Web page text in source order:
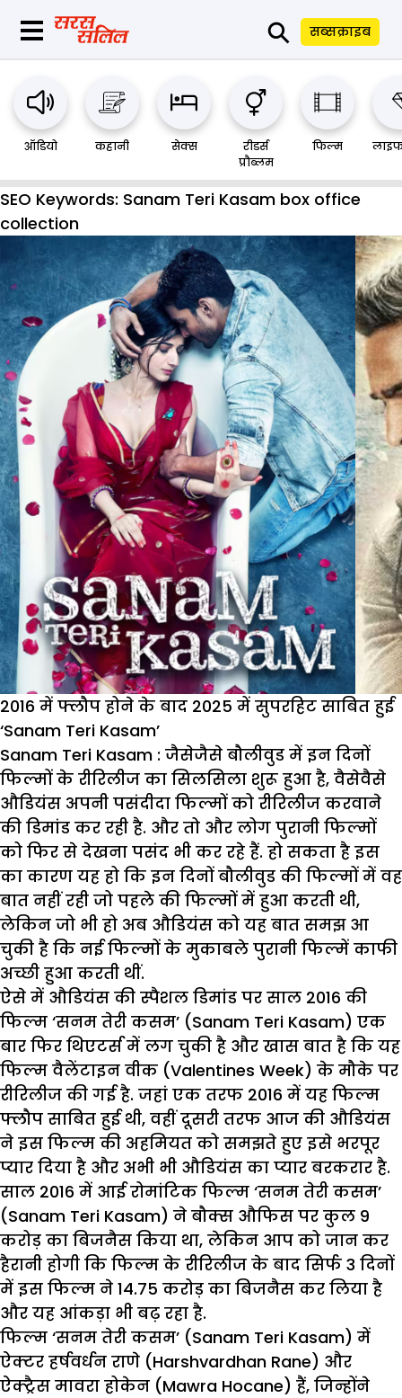
⚲ सब्सक्राइब
ऑडियो कहानी सेक्स
रीडर्स
प्रौब्लम
फिल्म
SEO Keywords: Sanam Teri Kasam box office
collection
2016 में फ्लौप होने के बाद 2025 में सुपरहिट साबित हुई
‘Sanam Teri Kasam’
Sanam Teri Kasam : जैसेजैसे बौलीवुड में इन दिनों
फिल्मों के रीरिलीज का सिलसिला शुरू हुआ है, वैसेवैसे
औडियंस अपनी पसंदीदा फिल्मों को रीरिलीज करवाने
की डिमांड कर रही है. और तो और लोग पुरानी फिल्मों
को फिर से देखना पसंद भी कर रहे हैं. हो सकता है इस
का कारण यह हो कि इन दिनों बौलीवुड की फिल्मों में वह
बात नहीं रही जो पहले की फिल्मों में हुआ करती थी,
लेकिन जो भी हो अब औडियंस को यह बात समझ आ
चुकी है कि नई फिल्मों के मुकाबले पुरानी फिल्में काफी
अच्छी हुआ करती थीं.
ऐसे में औडियंस की स्पैशल डिमांड पर साल 2016 की
फिल्म ‘सनम तेरी कसम’ (Sanam Teri Kasam) एक
बार फिर थिएटर्स में लग चुकी है और खास बात है कि यह
फिल्म वैलेंटाइन वीक (Valentines Week) के मौके पर
रीरिलीज की गई है. जहां एक तरफ 2016 में यह फिल्म
फ्लौप साबित हुई थी, वहीं दूसरी तरफ आज की औडियंस
ने इस फिल्म की अहमियत को समझते हुए इसे भरपूर
प्यार दिया है और अभी भी औडियंस का प्यार बरकरार है.
साल 2016 में आई रोमांटिक फिल्म ‘सनम तेरी कसम’
(Sanam Teri Kasam) ने बौक्स औफिस पर कुल 9
करोड़ का बिजनैस किया था, लेकिन आप को जान कर
हैरानी होगी कि फिल्म के रीरिलीज के बाद सिर्फ 3 दिनों
में इस फिल्म ने 14.75 करोड़ का बिजनैस कर लिया है
और यह आंकड़ा भी बढ़ रहा है.
फिल्म ‘सनम तेरी कसम’ (Sanam Teri Kasam) में
ऐक्टर हर्षवर्धन राणे (Harshvardhan Rane) और
ऐक्ट्रैस मावरा होकेन (Mawra Hocane) हैं, जिन्होंने